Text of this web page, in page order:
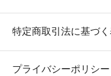
特定商取引法に基づ
プライバシーポリシー